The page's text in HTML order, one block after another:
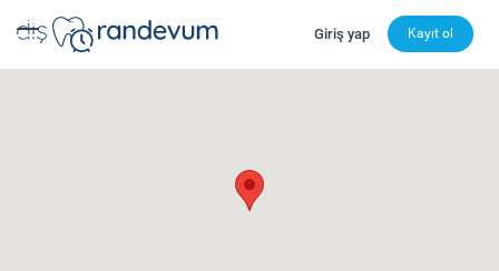
dishekimleri.net - Diş Hekimi Bul, Yorumları İncele ve
Giriş yap Kayıt ol